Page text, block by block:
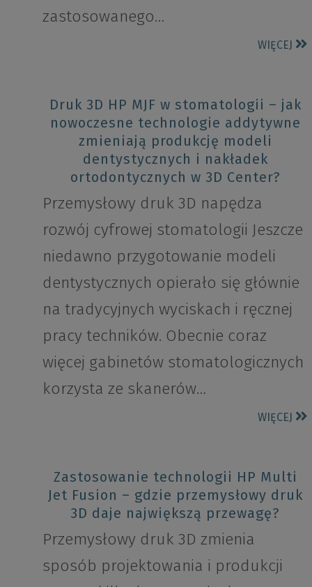
zastosowanego…
WIĘCEJ
Druk 3D HP MJF w stomatologii – jak
nowoczesne technologie addytywne
zmieniają produkcję modeli
dentystycznych i nakładek
ortodontycznych w 3D Center?
Przemysłowy druk 3D napędza
rozwój cyfrowej stomatologii Jeszcze
niedawno przygotowanie modeli
dentystycznych opierało się głównie
na tradycyjnych wyciskach i ręcznej
pracy techników. Obecnie coraz
więcej gabinetów stomatologicznych
korzysta ze skanerów…
WIĘCEJ
Zastosowanie technologii HP Multi
Jet Fusion – gdzie przemysłowy druk
3D daje największą przewagę?
Przemysłowy druk 3D zmienia
sposób projektowania i produkcji